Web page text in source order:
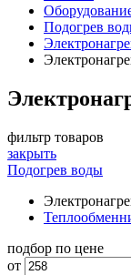
Подогрев
фильтр товаров
закрыть
Подогрев воды
подбор по цене
от